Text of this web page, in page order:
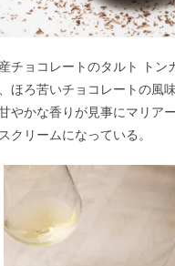
チョコレートのタルト トン
ほろ苦いチョコレートの風
やかな香りが見事にマリア
クリームになっている。